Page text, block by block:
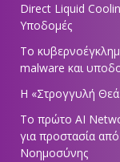
Direct Liquid
Υποδομές
Το
malware και
Η «Στρογγυλή
Tο πρώτο AI
για προστασία
Νοημοσύνης